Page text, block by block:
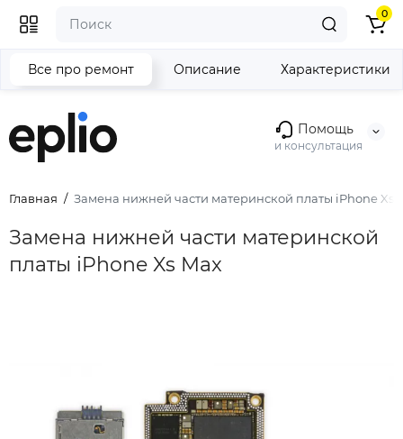
Помощь
и консультация
0
Главная Замена нижней части материнской платы iPhone Xs
Замена нижней части материнской
платы iPhone Xs Max
Все про ремонт Описание Характеристики